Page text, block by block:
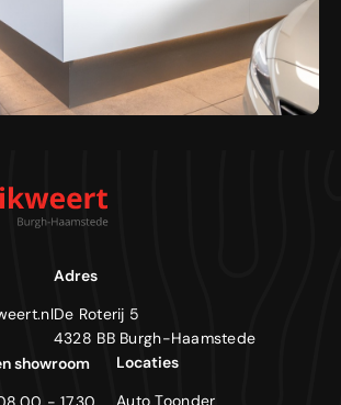
Adres
De Roterij 5
4328 BB Burgh-Haamstede
showroom
Locaties
Auto Toonder